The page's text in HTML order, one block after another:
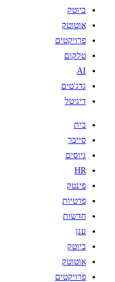
ביוטק
אוטוטק
פרויקטים
טלקום
AI
גדג'טים
דיגיטל
בית
סייבר
גיוסים
HR
פינטק
פרטיות
חדשות
ענן
ביוטק
אוטוטק
פרויקטים